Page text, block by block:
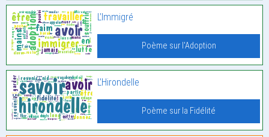
L’Immigré
Poème sur l'Adoption
L’Hirondelle
Poème sur la Fidélité